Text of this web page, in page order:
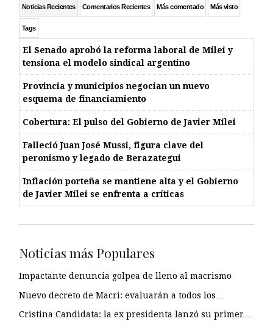
Noticias Recientes Comentarios Recientes Más comentado Más visto
Tags
El Senado aprobó la reforma laboral de Milei y
tensiona el modelo sindical argentino
Provincia y municipios negocian un nuevo
esquema de financiamiento
Cobertura: El pulso del Gobierno de Javier Milei
Falleció Juan José Mussi, figura clave del
peronismo y legado de Berazategui
Inflación porteña se mantiene alta y el Gobierno
de Javier Milei se enfrenta a críticas
Noticias más Populares
Impactante denuncia golpea de lleno al macrismo
Nuevo decreto de Macri: evaluarán a todos los…
Cristina Candidata: la ex presidenta lanzó su primer…